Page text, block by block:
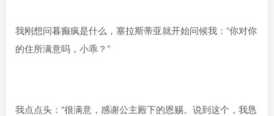
我刚想问暮癫疯是什么，塞拉斯蒂亚就开始问候我：“你对你
的住所满意吗，小乖？”
我点点头：“很满意，感谢公主殿下的恩赐。说到这个，我恳